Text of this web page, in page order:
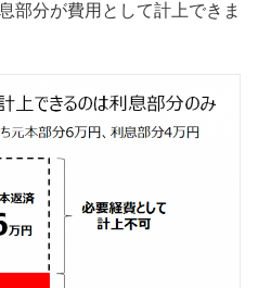
部分が費用として計上できま